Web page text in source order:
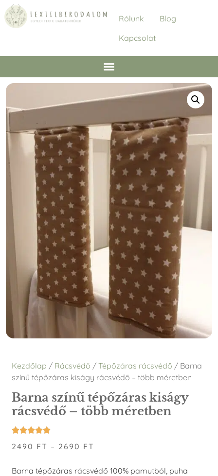
Rólunk
Blog
Kapcsolat
Kezdőlap / Rácsvédő / Tépőzáras rácsvédő / Barna
színű tépőzáras kiságy rácsvédő – több méretben
Barna színű tépőzáras kiságy
rácsvédő – több méretben
2490 FT – 2690 FT
Barna tépőzáras rácsvédő 100% pamutból, puha